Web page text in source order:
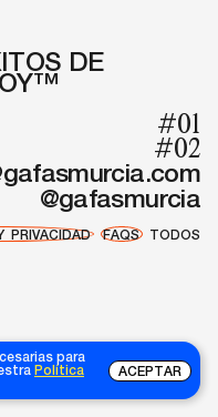
para
Política
ACEPTAR
DE
#01
#02
@gafasmurcia
PRIVACIDAD FAQS TODOS